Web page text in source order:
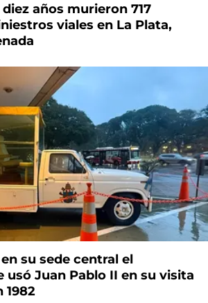
años murieron 717
viales en La Plata,
su sede central el
usó Juan Pablo II en su visita
1982